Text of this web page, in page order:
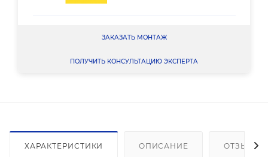
ЗАКАЗАТЬ МОНТАЖ
ПОЛУЧИТЬ КОНСУЛЬТАЦИЮ ЭКСПЕРТА
ХАРАКТЕРИСТИКИ ОПИСАНИЕ ОТЗЫВЫ